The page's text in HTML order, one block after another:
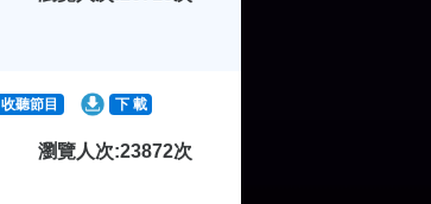
收聽節目 下 載
瀏覽人次:23872次